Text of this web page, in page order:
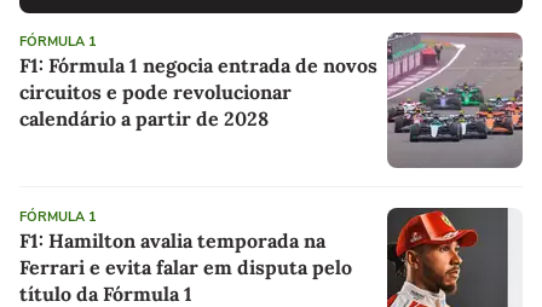
FÓRMULA 1
F1: Fórmula 1 negocia entrada de novos
circuitos e pode revolucionar
calendário a partir de 2028
FÓRMULA 1
F1: Hamilton avalia temporada na
Ferrari e evita falar em disputa pelo
título da Fórmula 1